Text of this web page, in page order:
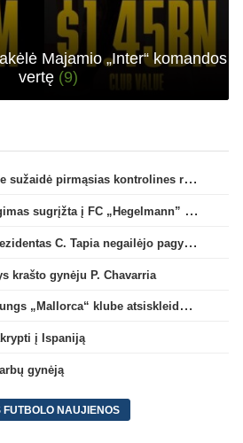
Majamio „Inter“ komandos
vertę (9)
Vaikinų U15 rinktinė Taline sužaidė pirmąsias kontrolines rungtynes
Kristupas–Algirdas Padegimas sugrįžta į FC „Hegelmann” B sudėtį
Argentinos federacijos prezidentas C. Tapia negailėjo pagyrų G. Infantino
krašto gynėju P. Chavarria
Prie „Club Brugge“ prisijungs „Mallorca“ klube atsiskleidęs J. Virgili
į Ispaniją
gynėją
FUTBOLO NAUJIENOS